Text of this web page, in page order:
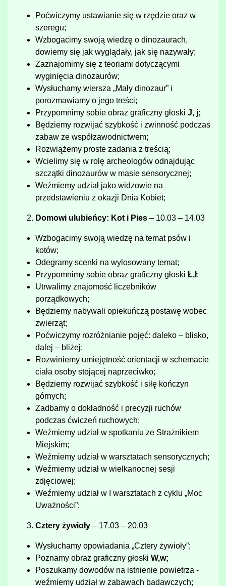
Poćwiczymy ustawianie się w rzędzie oraz w
szeregu;
Wzbogacimy swoją wiedzę o dinozaurach,
dowiemy się jak wyglądały, jak się nazywały;
Zaznajomimy się z teoriami dotyczącymi
wyginięcia dinozaurów;
Wysłuchamy wiersza „Mały dinozaur” i
porozmawiamy o jego treści;
Przypomnimy sobie obraz graficzny głoski J, j;
Będziemy rozwijać szybkość i zwinność podczas
zabaw ze współzawodnictwem;
Rozwiążemy proste zadania z treścią;
Wcielimy się w rolę archeologów odnajdując
szczątki dinozaurów w masie sensorycznej;
Weźmiemy udział jako widzowie na
przedstawieniu z okazji Dnia Kobiet;
Domowi ulubieńcy: Kot i Pies – 10.03 – 14.03
Wzbogacimy swoją wiedzę na temat psów i
kotów;
Odegramy scenki na wylosowany temat;
Przypomnimy sobie obraz graficzny głoski Ł,ł;
Utrwalimy znajomość liczebników
porządkowych;
Będziemy nabywali opiekuńczą postawę wobec
zwierząt;
Poćwiczymy rozróżnianie pojęć: daleko – blisko,
dalej – bliżej;
Rozwiniemy umiejętność orientacji w schemacie
ciała osoby stojącej naprzeciwko;
Będziemy rozwijać szybkość i siłę kończyn
górnych;
Zadbamy o dokładność i precyzji ruchów
podczas ćwiczeń ruchowych;
Weźmiemy udział w spotkaniu ze Strażnikiem
Miejskim;
Weźmiemy udział w warsztatach sensorycznych;
Weźmiemy udział w wielkanocnej sesji
zdjęciowej;
Weźmiemy udział w I warsztatach z cyklu „Moc
Uważności”;
Cztery żywioły – 17.03 – 20.03
Wysłuchamy opowiadania „Cztery żywioły”;
Poznamy obraz graficzny głoski W,w;
Poszukamy dowodów na istnienie powietrza -
weźmiemy udział w zabawach badawczych;